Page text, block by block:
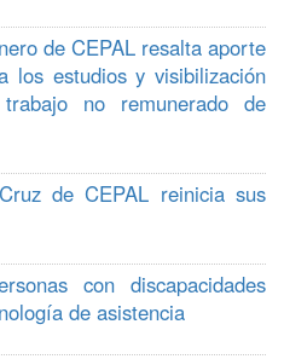
de CEPAL resalta aporte
los estudios y visibilización
no remunerado de
de CEPAL reinicia sus
con discapacidades
de asistencia